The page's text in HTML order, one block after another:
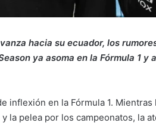
hacia su ecuador, los
ya asoma en la Fórmula 1 y
inflexión en la Fórmula 1.
la pelea por los campeonatos, la